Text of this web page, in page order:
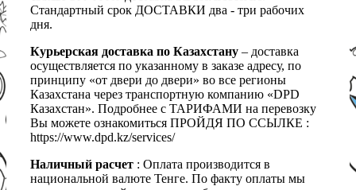
Стандартный срок ДОСТАВКИ два - три рабочих
дня.
Курьерская доставка по Казахстану – доставка
осуществляется по указанному в заказе адресу, по
принципу «от двери до двери» во все регионы
Казахстана через транспортную компанию «DPD
Казахстан». Подробнее с ТАРИФАМИ на перевозку
Вы можете ознакомиться ПРОЙДЯ ПО ССЫЛКЕ :
https://www.dpd.kz/services/
Наличный расчет : Оплата производится в
национальной валюте Тенге. По факту оплаты мы